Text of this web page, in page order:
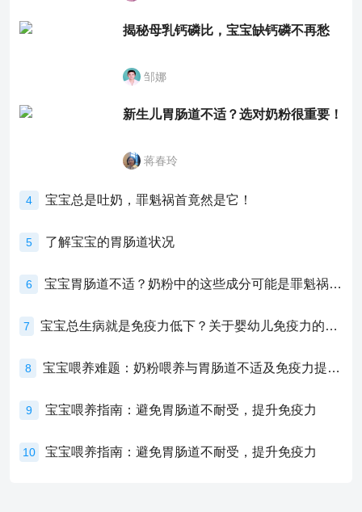
揭秘母乳钙磷比，宝宝缺钙磷不再愁
邹娜
新生儿胃肠道不适？选对奶粉很重要！
蒋春玲
4 宝宝总是吐奶，罪魁祸首竟然是它！
5 了解宝宝的胃肠道状况
6 宝宝胃肠道不适？奶粉中的这些成分可能是罪魁祸首！
7 宝宝总生病就是免疫力低下？关于婴幼儿免疫力的真相，家长必须了解！
8 宝宝喂养难题：奶粉喂养与胃肠道不适及免疫力提升的奥秘
9 宝宝喂养指南：避免胃肠道不耐受，提升免疫力
10 宝宝喂养指南：避免胃肠道不耐受，提升免疫力